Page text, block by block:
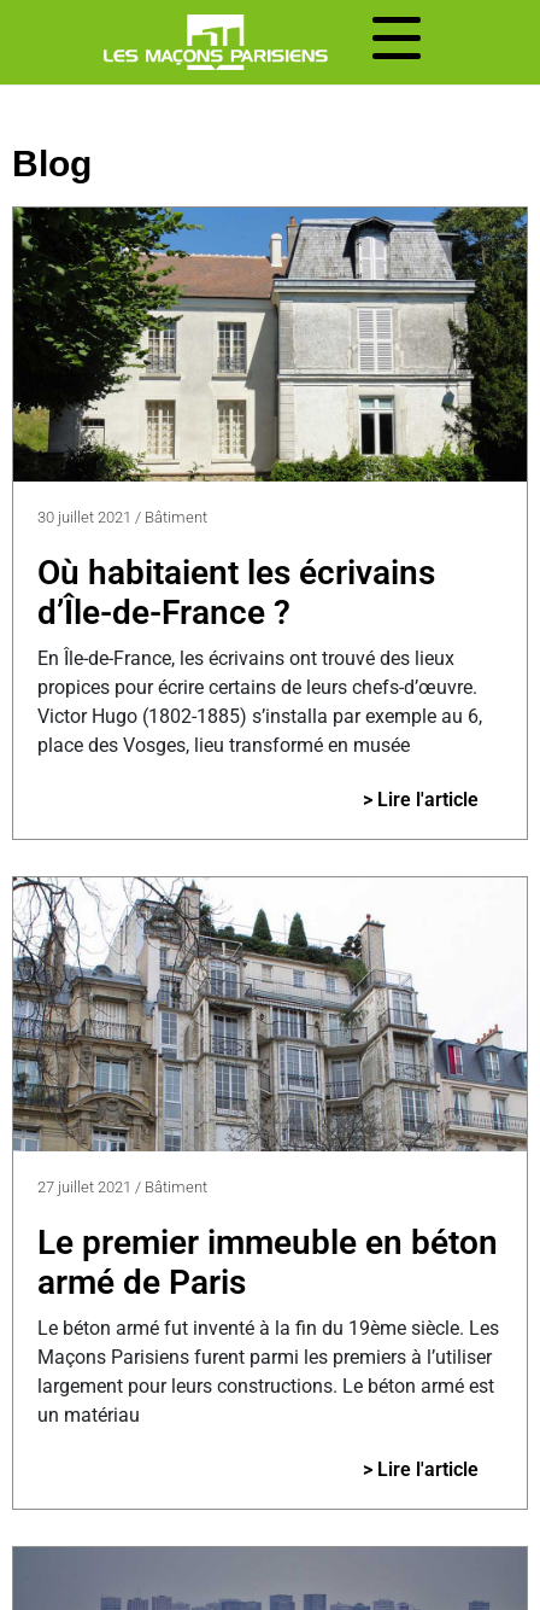
Blog
30 juillet 2021 / Bâtiment
Où habitaient les écrivains
d’Île-de-France ?
En Île-de-France, les écrivains ont trouvé des lieux
propices pour écrire certains de leurs chefs-d’œuvre.
Victor Hugo (1802-1885) s’installa par exemple au 6,
place des Vosges, lieu transformé en musée
> Lire l'article
27 juillet 2021 / Bâtiment
Le premier immeuble en béton
armé de Paris
Le béton armé fut inventé à la fin du 19ème siècle. Les
Maçons Parisiens furent parmi les premiers à l’utiliser
largement pour leurs constructions. Le béton armé est
un matériau
> Lire l'article